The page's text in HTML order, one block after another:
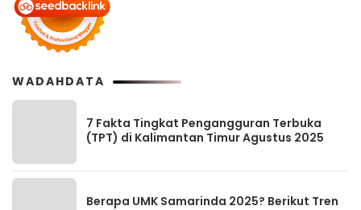
WADAHDATA
7 Fakta Tingkat Pengangguran Terbuka
(TPT) di Kalimantan Timur Agustus 2025
Berapa UMK Samarinda 2025? Berikut Tren